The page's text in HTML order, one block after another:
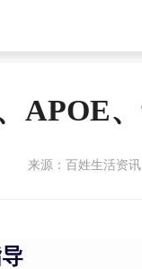
APOE
来源：百姓生活资讯